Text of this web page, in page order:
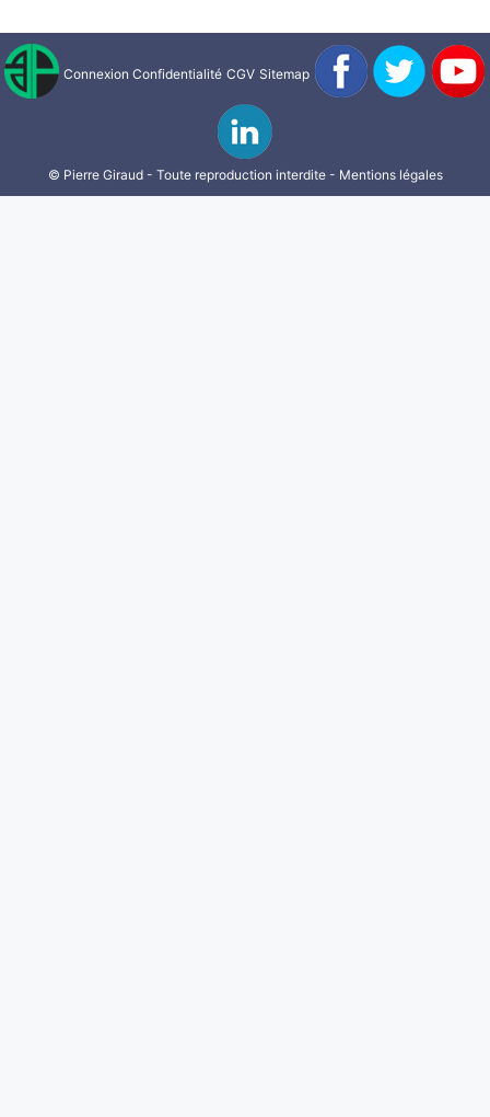
Connexion Confidentialité CGV Sitemap
© Pierre Giraud - Toute reproduction interdite - Mentions légales